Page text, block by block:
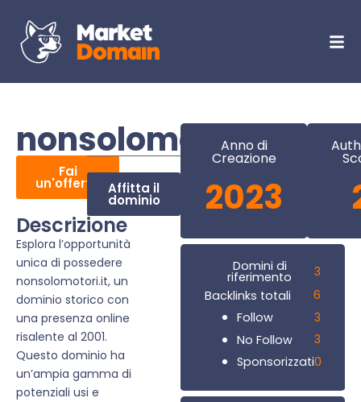
nonsolomotori.it
Fai
un'offerta Affitta il
dominio
Descrizione
Esplora l’opportunità
unica di possedere
nonsolomotori.it, un
dominio storico con
una presenza online
risalente al 2001.
Questo dominio ha
un’ampia gamma di
potenziali usi e
Anno di
Creazione
2023
Domini di
riferimento
3
Backlinks totali
6
Follow
3
No Follow
3
Sponsorizzati0